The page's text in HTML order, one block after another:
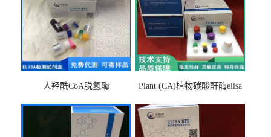
人羟酰CoA脱氢酶
Plant (CA)植物碳酸酐酶elisa